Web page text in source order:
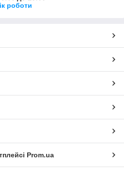
роботи
Prom.ua